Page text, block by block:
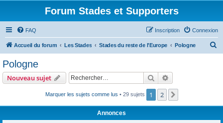
Forum Stades et Supporters
FAQ Connexion
Inscription
Accueil du forum Les Stades Stades du reste de l'Europe Pologne
Pologne
Nouveau sujet Rechercher
Marquer les sujets comme lus • 29 sujets 1 2
Annonces